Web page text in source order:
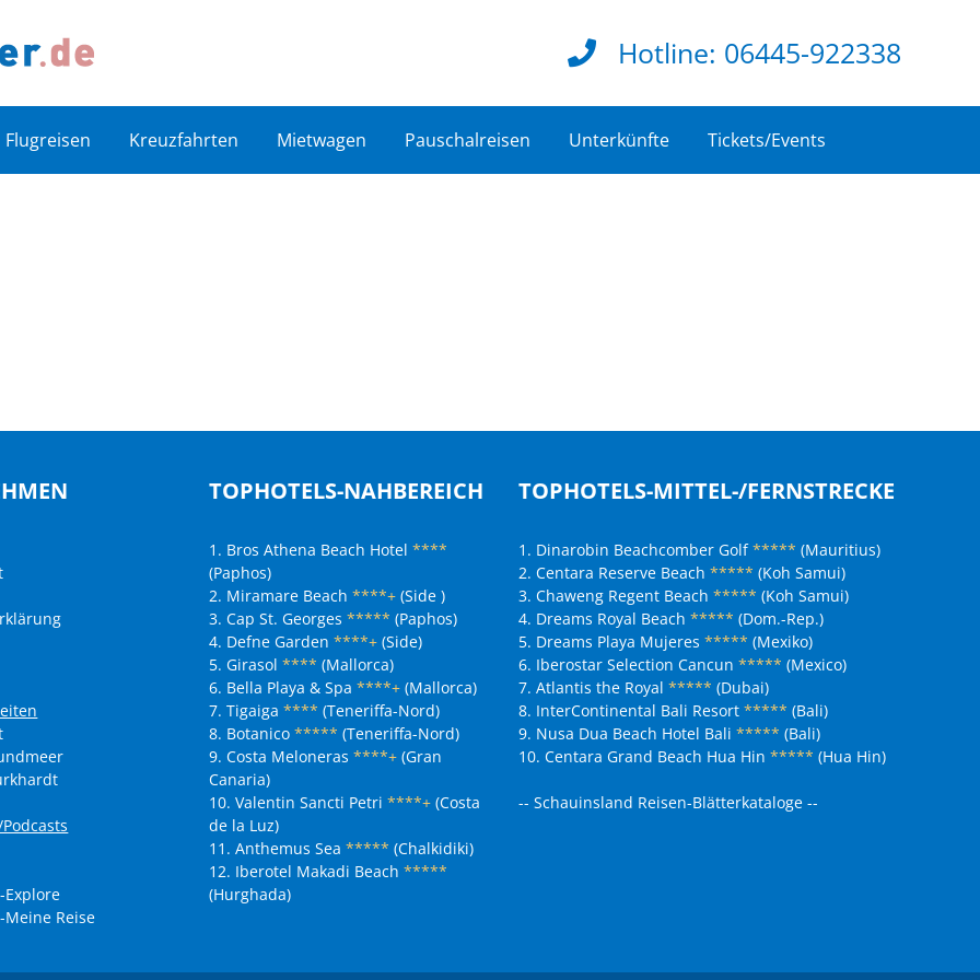
Hotline: 06445-922338
Flugreisen Kreuzfahrten Mietwagen Pauschalreisen Unterkünfte Tickets/Events
Explore
Meine Reise
TOPHOTELS-NAHBEREICH
1. Bros Athena Beach Hotel ****
(Paphos)
2. Miramare Beach ****+(Side )
3. Cap St. Georges ***** (Paphos)
4. Defne Garden ****+(Side)
5. Girasol **** (Mallorca)
6. Bella Playa & Spa ****+(Mallorca)
7. Tigaiga **** (Teneriffa-Nord)
8. Botanico***** (Teneriffa-Nord)
9. Costa Meloneras ****+(Gran
Canaria)
10. Valentin Sancti Petri ****+(Costa
de la Luz)
11. Anthemus Sea ***** (Chalkidiki)
12. Iberotel Makadi Beach *****
(Hurghada)
TOPHOTELS-MITTEL-/FERNSTRECKE
1. Dinarobin Beachcomber Golf***** (Mauritius)
2. Centara Reserve Beach ***** (Koh Samui)
3. Chaweng Regent Beach ***** (Koh Samui)
4. Dreams Royal Beach ***** (Dom.-Rep.)
5. Dreams Playa Mujeres ***** (Mexiko)
6. Iberostar Selection Cancun ***** (Mexico)
7. Atlantis the Royal ***** (Dubai)
8. InterContinental Bali Resort ***** (Bali)
9. Nusa Dua Beach Hotel Bali***** (Bali)
10. Centara Grand Beach Hua Hin ***** (Hua Hin)
-- Schauinsland Reisen-Blätterkataloge --